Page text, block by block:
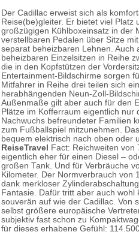
Der Cadillac erweist sich als
Reise(be)gleiter. Er bietet viel Platz
großzügigen Kühlboxeinsatz in der
verstellbaren Pedalen über Sitze
separat beheizbaren Lehnen. Auch
beheizbaren Einzelsitzen in Reihe
die in den Kopfstützen der
Entertainment-Bildschirme sorgen
Mitfahrer in Reihe drei teilen sich
herabhängenden Neun-Zoll-
Außenmaße gilt aber auch für den
Plätze im Kofferraum eigentlich nur
Nachwuchs befreundeter Familien
zum Fußballspiel mitzunehmen.
bequem elektrisch nach oben oder
ReiseTravel Fact: Reichweiten von
eigentlich eher für einen Diesel –
großen Tank. Und für Verbräuche
Kilometer. Der Normverbrauch von
dank merkloser
Fantasie. Dafür tritt aber auch wohl
souverän auf wie der Cadillac. Von
selbst größere europäische
subjektiv fast schon zu
für dieses erhabene Gefühl: